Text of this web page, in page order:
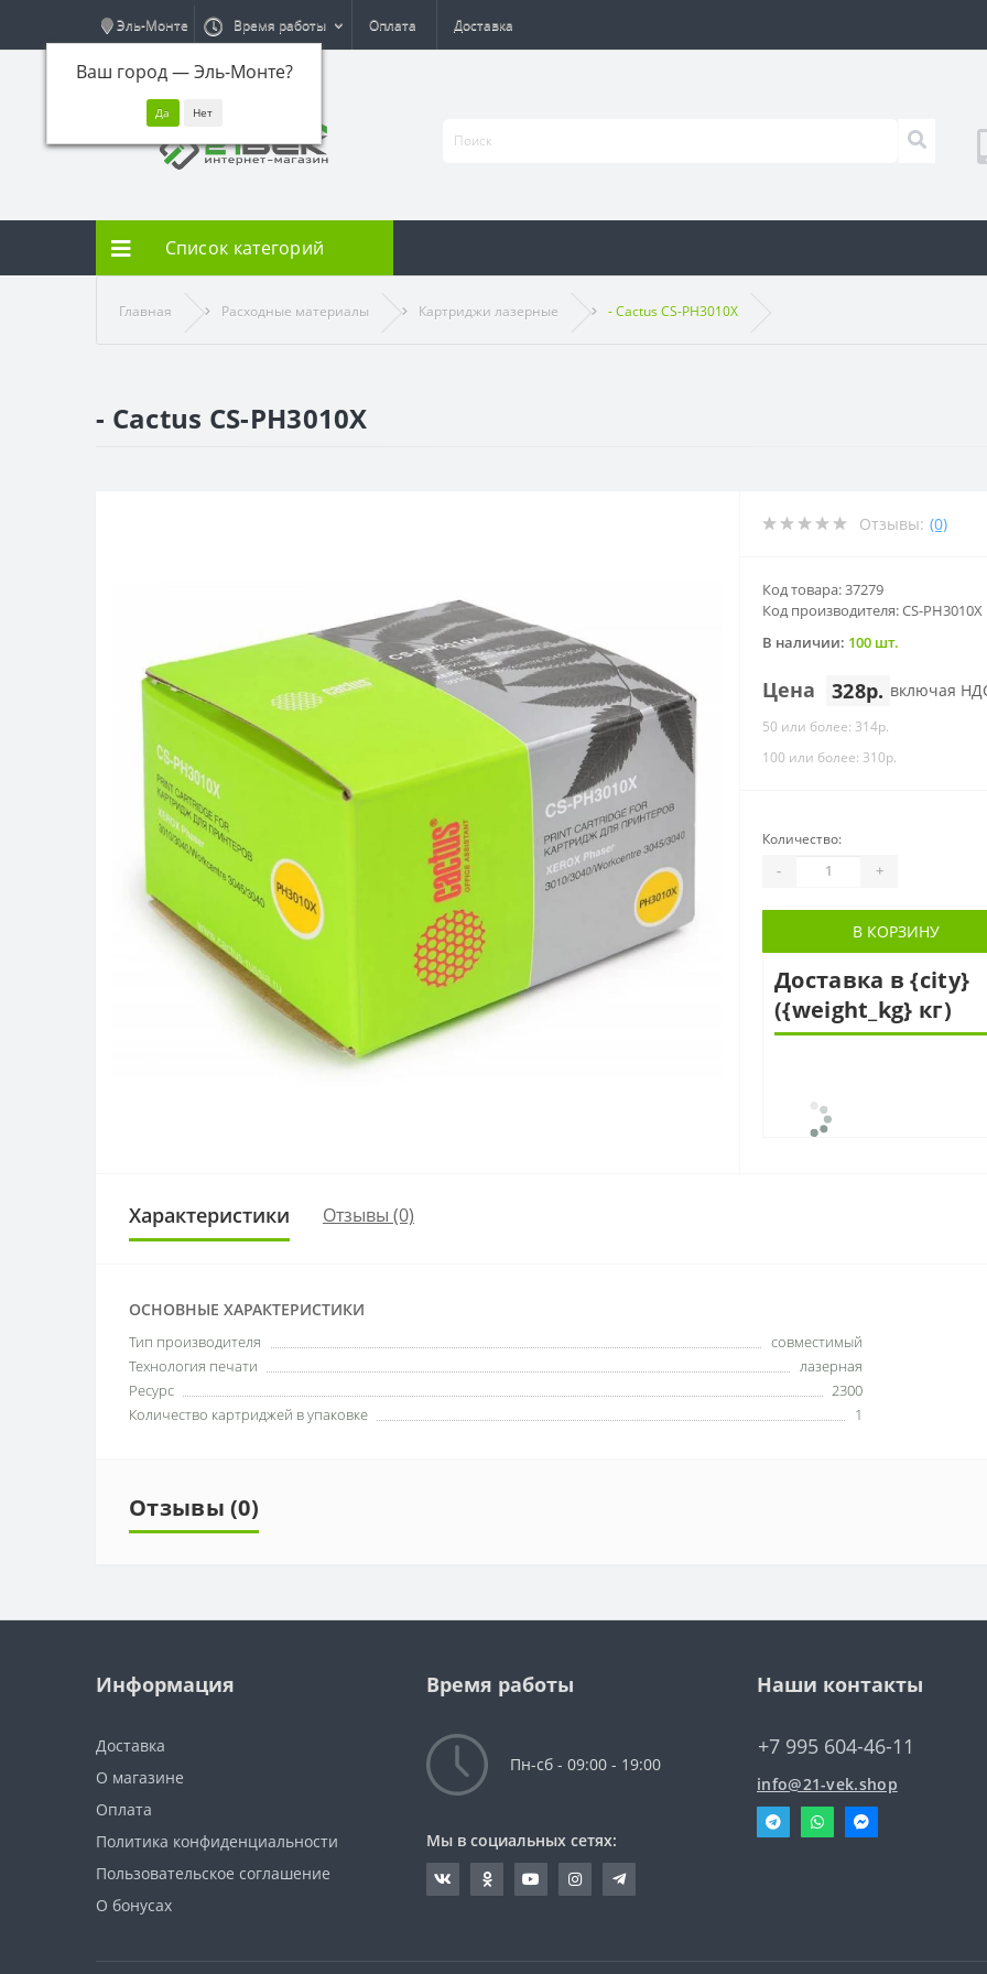
Эль-Монте
Ваш город —Эль-Монте?
Время работы Оплата Доставка
Список категорий
Главная Расходные материалы Картриджи лазерные - Cactus CS-PH3010X
- Cactus CS-PH3010X
Отзывы: (0)
Код товара: 37279
Код производителя: CS-PH3010X
В наличии: 100 шт.
Цена 328р. включая
50 или более: 314р.
100 или более: 310р.
Количество:
- +
В КОРЗИНУ
Доставка в {city}
({weight_kg} кг)
Характеристики Отзывы (0)
ОСНОВНЫЕ ХАРАКТЕРИСТИКИ
Тип производителя
совместимый
Технология печати
лазерная
Ресурс
2300
Количество картриджей в упаковке
1
Отзывы (0)
Информация
Доставка
О магазине
Оплата
Политика конфиденциальности
Пользовательское соглашение
О бонусах
Время работы
Пн-сб - 09:00 - 19:00
Мы в социальных сетях:
Наши контакты
+7 995 604-46-11
info@21-vek.shop